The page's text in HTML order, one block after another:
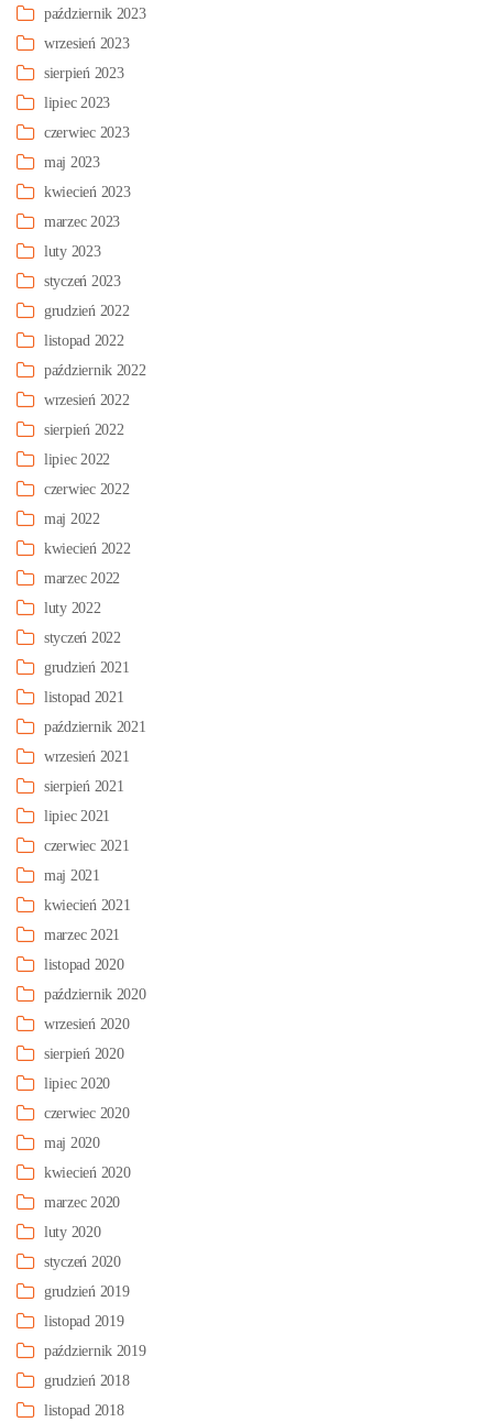
październik 2023
wrzesień 2023
sierpień 2023
lipiec 2023
czerwiec 2023
maj 2023
kwiecień 2023
marzec 2023
luty 2023
styczeń 2023
grudzień 2022
listopad 2022
październik 2022
wrzesień 2022
sierpień 2022
lipiec 2022
czerwiec 2022
maj 2022
kwiecień 2022
marzec 2022
luty 2022
styczeń 2022
grudzień 2021
listopad 2021
październik 2021
wrzesień 2021
sierpień 2021
lipiec 2021
czerwiec 2021
maj 2021
kwiecień 2021
marzec 2021
listopad 2020
październik 2020
wrzesień 2020
sierpień 2020
lipiec 2020
czerwiec 2020
maj 2020
kwiecień 2020
marzec 2020
luty 2020
styczeń 2020
grudzień 2019
listopad 2019
październik 2019
grudzień 2018
listopad 2018